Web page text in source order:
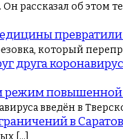
рассказал об этом
превратили
который
друга
режим
введён в
в